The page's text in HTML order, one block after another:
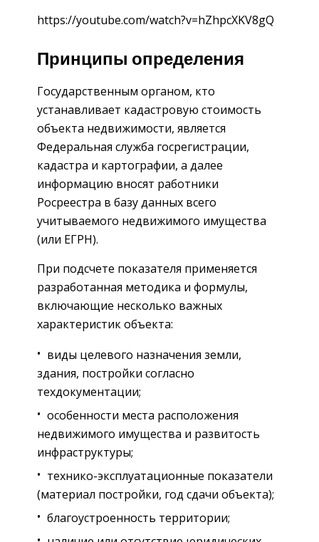
https://youtube.com/watch?v=hZhpcXKV8gQ
Принципы определения
Государственным органом, кто
устанавливает кадастровую стоимость
объекта недвижимости, является
Федеральная служба госрегистрации,
кадастра и картографии, а далее
информацию вносят работники
Росреестра в базу данных всего
учитываемого недвижимого имущества
(или ЕГРН).
При подсчете показателя применяется
разработанная методика и формулы,
включающие несколько важных
характеристик объекта:
виды целевого назначения земли,
здания, постройки согласно
техдокументации;
особенности места расположения
недвижимого имущества и развитость
инфраструктуры;
технико-эксплуатационные показатели
(материал постройки, год сдачи объекта);
благоустроенность территории;